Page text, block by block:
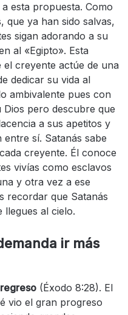
esta propuesta. Como
que ya han sido salvas,
sigan adorando a su
al «Egipto». Esta
el creyente actúe de una
dedicar su vida al
ambivalente pues con
pero descubre que
a sus apetitos y
sí. Satanás sabe
creyente. Él conoce
vivías como esclavos
y otra vez a ese
recordar que Satanás
llegues al cielo.
ir más
(Éxodo 8:28). El
vio el gran progreso